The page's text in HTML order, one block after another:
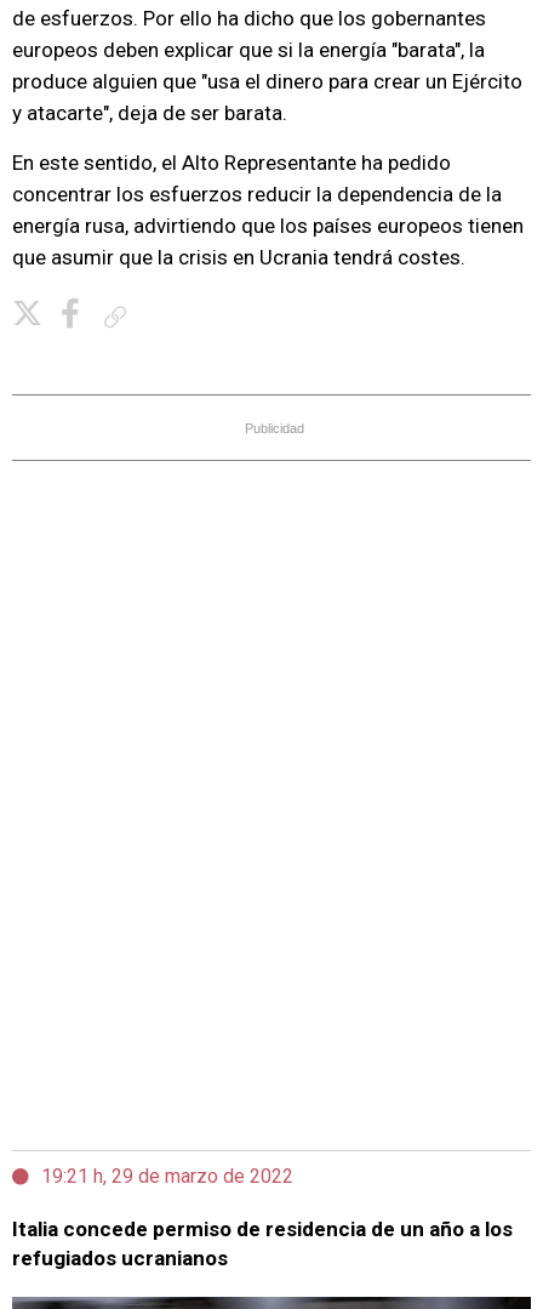
de esfuerzos. Por ello ha dicho que los gobernantes
europeos deben explicar que si la energía "barata", la
produce alguien que "usa el dinero para crear un Ejército
y atacarte", deja de ser barata.
En este sentido, el Alto Representante ha pedido
concentrar los esfuerzos reducir la dependencia de la
energía rusa, advirtiendo que los países europeos tienen
que asumir que la crisis en Ucrania tendrá costes.
Publicidad
19:21 h, 29 de marzo de 2022
Italia concede permiso de residencia de un año a los
refugiados ucranianos